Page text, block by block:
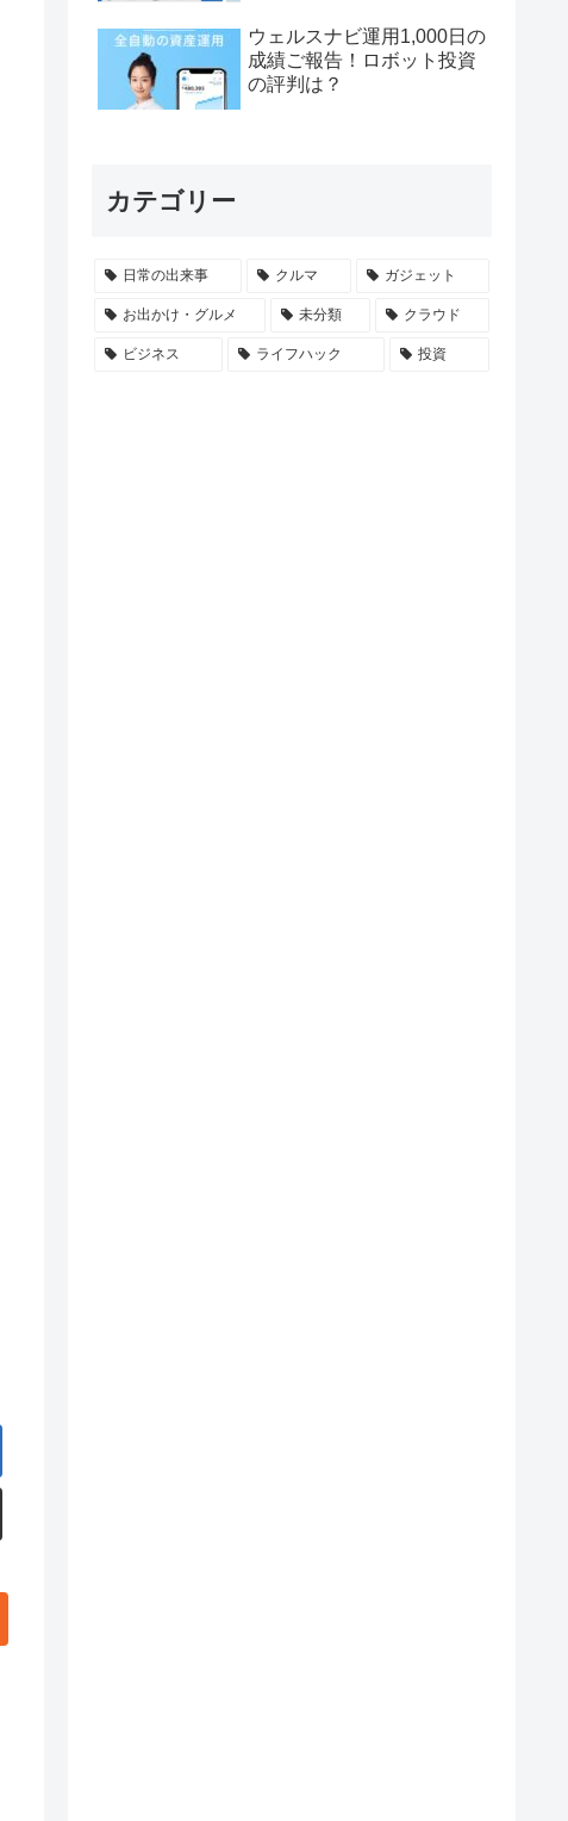
ウェルスナビ運用1,000日の
成績ご報告！ロボット投資
の評判は？
カテゴリー
日常の出来事 クルマ ガジェット
お出かけ・グルメ 未分類 クラウド
ビジネス ライフハック 投資